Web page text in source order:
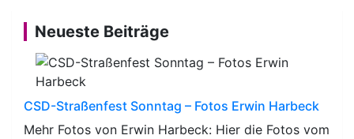
Neueste Beiträge
CSD-Straßenfest Sonntag – Fotos Erwin Harbeck
Mehr Fotos von Erwin Harbeck: Hier die Fotos vom